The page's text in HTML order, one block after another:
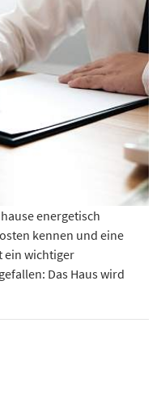
energetisch
kennen und eine
ein wichtiger
Das Haus wird